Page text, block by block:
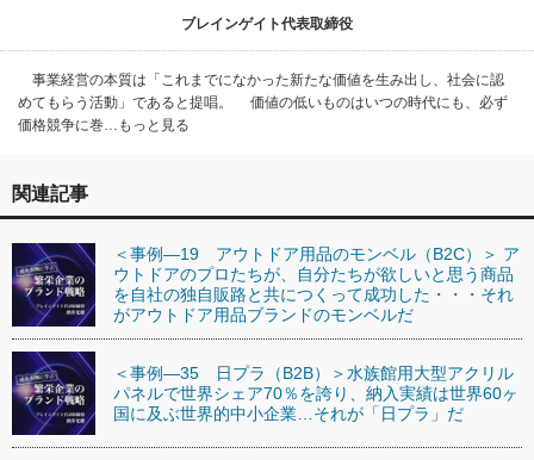
ブレインゲイト代表取締役
事業経営の本質は「これまでになかった新たな価値を生み出し、社会に認
めてもらう活動」であると提唱。 価値の低いものはいつの時代にも、必ず
価格競争に巻…もっと見る
関連記事
＜事例―19 アウトドア用品のモンベル（B2C）＞ ア
ウトドアのプロたちが、自分たちが欲しいと思う商品
を自社の独自販路と共につくって成功した・・・それ
がアウトドア用品ブランドのモンベルだ
＜事例―35 日プラ（B2B）＞水族館用大型アクリル
パネルで世界シェア70％を誇り、納入実績は世界60ヶ
国に及ぶ世界的中小企業…それが「日プラ」だ